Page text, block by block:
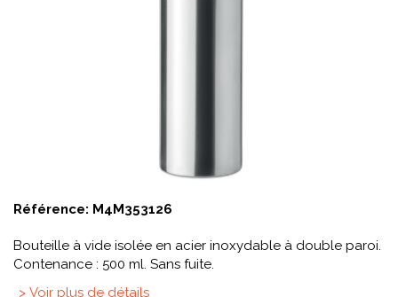
Référence: M4M353126
Bouteille à vide isolée en acier inoxydable à double paroi.
Contenance : 500 ml. Sans fuite.
> Voir plus de détails